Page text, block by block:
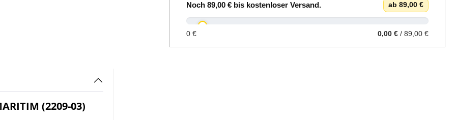
Noch 89,00 €bis kostenloser Versand. ab 89,00 €
0 € 0,00 € / 89,00 €
(2209-03)